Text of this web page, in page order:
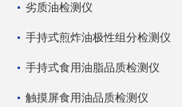
劣质油检测仪
手持式煎炸油极性组分检测仪
手持式食用油脂品质检测仪
触摸屏食用油品质检测仪